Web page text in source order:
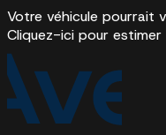
Votre véhicule pourrait
Cliquez-ici pour estimer